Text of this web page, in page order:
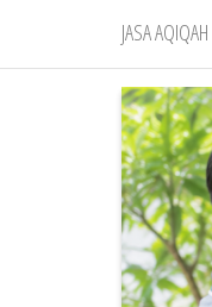
JASA AQIQAH